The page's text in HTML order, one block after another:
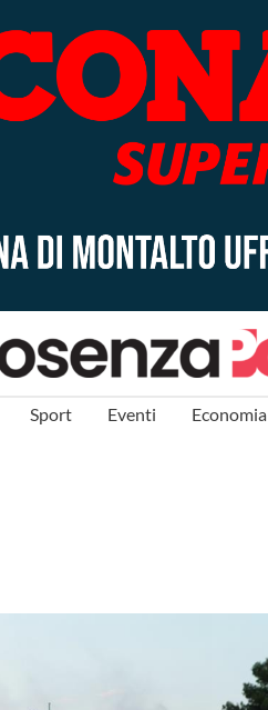
Sport Eventi Economia